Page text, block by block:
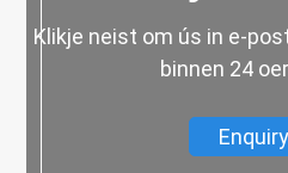
Klikje neist om ús in e-
binnen 24